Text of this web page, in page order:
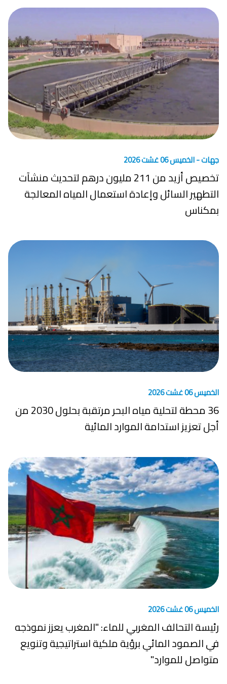
جهات -الخميس 06 غشت 2026
تخصيص أزيد من 211 مليون درهم لتحديث منشآت
التطهير السائل وإعادة استعمال المياه المعالجة
بمكناس
الخميس 06 غشت 2026
36 محطة لتحلية مياه البحر مرتقبة بحلول 2030 من
أجل تعزيز استدامة الموارد المائية
الخميس 06 غشت 2026
رئيسة التحالف المغربي للماء: "المغرب يعزز نموذجه
في الصمود المائي برؤية ملكية استراتيجية وتنويع
متواصل للموارد"